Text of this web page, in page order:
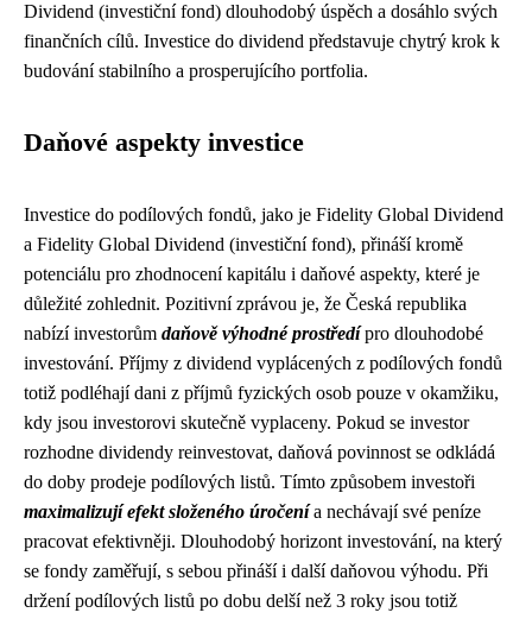
Dividend (investiční fond) dlouhodobý úspěch a dosáhlo svých
finančních cílů. Investice do dividend představuje chytrý krok k
budování stabilního a prosperujícího portfolia.
Daňové aspekty investice
Investice do podílových fondů, jako je Fidelity Global Dividend
a Fidelity Global Dividend (investiční fond), přináší kromě
potenciálu pro zhodnocení kapitálu i daňové aspekty, které je
důležité zohlednit. Pozitivní zprávou je, že Česká republika
nabízí investorům daňově výhodné prostředípro dlouhodobé
investování. Příjmy z dividend vyplácených z podílových fondů
totiž podléhají dani z příjmů fyzických osob pouze v okamžiku,
kdy jsou investorovi skutečně vyplaceny. Pokud se investor
rozhodne dividendy reinvestovat, daňová povinnost se odkládá
do doby prodeje podílových listů. Tímto způsobem investoři
maximalizují efekt složeného úročenía nechávají své peníze
pracovat efektivněji. Dlouhodobý horizont investování, na který
se fondy zaměřují, s sebou přináší i další daňovou výhodu. Při
držení podílových listů po dobu delší než 3 roky jsou totiž